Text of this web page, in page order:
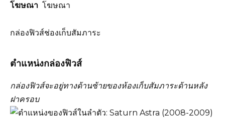
โฆษณา โฆษณา
กล่องฟิวส์ช่องเก็บสัมภาระ
ตำแหน่งกล่องฟิวส์
กล่องฟิวส์จะอยู่ทางด้านซ้ายของห้องเก็บสัมภาระด้านหลัง
ฝาครอบ